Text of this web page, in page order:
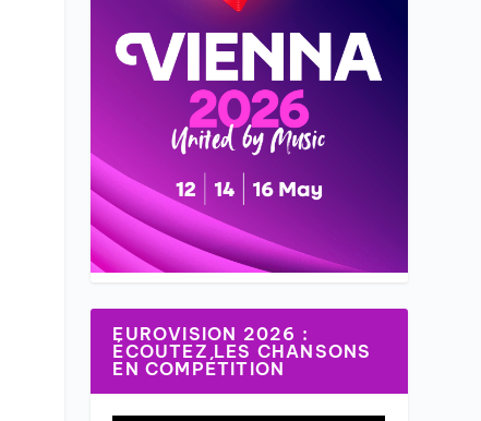
EUROVISION 2026 :
ÉCOUTEZ LES CHANSONS
EN COMPÉTITION